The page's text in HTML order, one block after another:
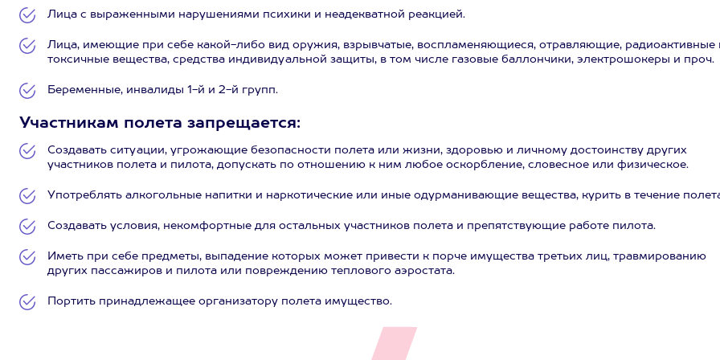
Лица с выраженными нарушениями психики и неадекватной реакцией.
Лица, имеющие при себе какой-либо вид оружия, взрывчатые, воспламеняющиеся, отравляющие, радиоактивные
токсичные вещества, средства индивидуальной защиты, в том числе газовые баллончики, электрошокеры и проч.
Беременные, инвалиды 1-й и 2-й групп.
Участникам полета запрещается:
Создавать ситуации, угрожающие безопасности полета или жизни, здоровью и личному достоинству других
участников полета и пилота, допускать по отношению к ним любое оскорбление, словесное или физическое.
Употреблять алкогольные напитки и наркотические или иные одурманивающие вещества, курить в течение
Создавать условия, некомфортные для остальных участников полета и препятствующие работе пилота.
Иметь при себе предметы, выпадение которых может привести к порче имущества третьих лиц, травмированию
других пассажиров и пилота или повреждению теплового аэростата.
Портить принадлежащее организатору полета имущество.